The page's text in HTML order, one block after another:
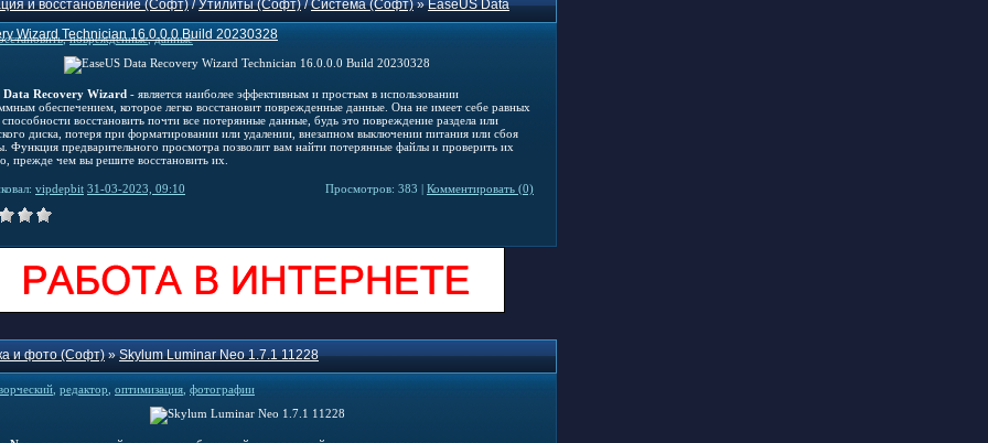
и восстановление (Софт)/Утилиты (Софт)/Система (Софт)»EaseUS Data
Wizard Technician 16.0.0.0 Build 20230328
,поврежденные,данные
Data Recovery Wizard - является наиболее эффективным и простым в использовании
обеспечением, которое легко восстановит поврежденные данные. Она не имеет себе равных
способности восстановить почти все потерянные данные, будь это повреждение раздела или
диска, потеря при форматировании или удалении, внезапном выключении питания или сбоя
Функция предварительного просмотра позволит вам найти потерянные файлы и проверить их
прежде чем вы решите восстановить их.
vipdepbit 31-03-2023, 09:10 Просмотров: 383 | Комментировать (0)
и фото (Софт)»Skylum Luminar Neo 1.7.1 11228
редактор оптимизация фотографии